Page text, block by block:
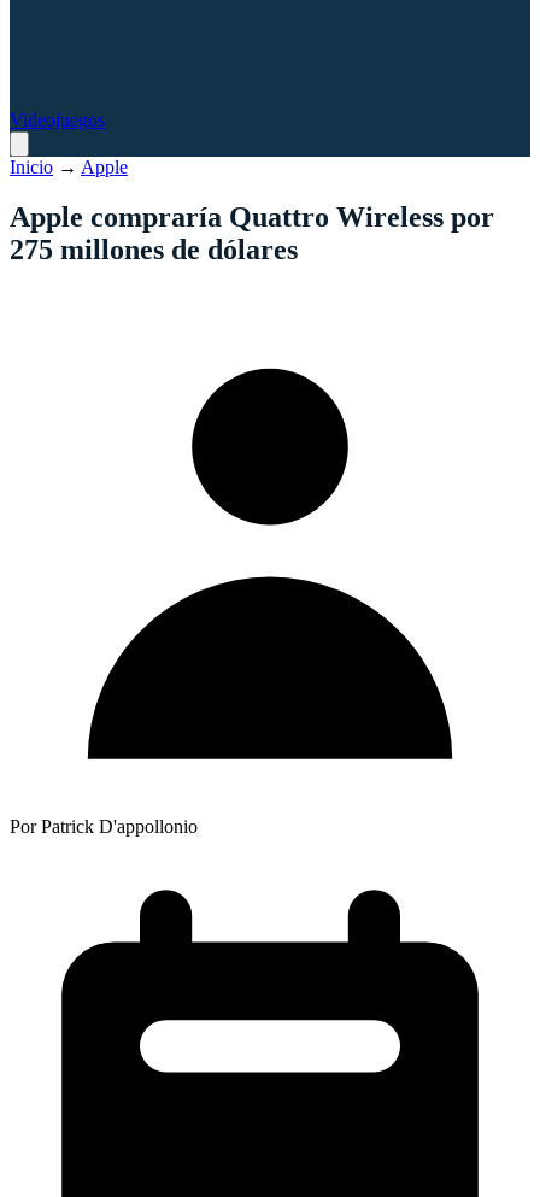
Videojuegos
Inicio → Apple
Apple compraría Quattro Wireless por
275 millones de dólares
Por Patrick D'appollonio